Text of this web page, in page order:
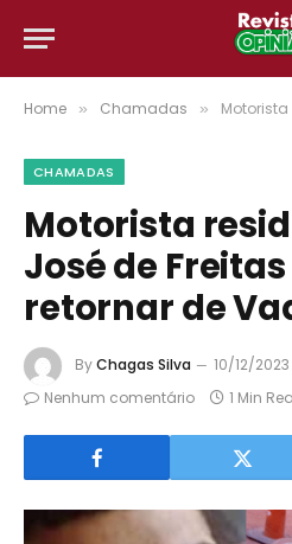
Home » Chamadas » Motorista
CHAMADAS
Motorista
José de
retornar de
ByChagas Silva 10/12/2023
Nenhum comentário
1 Min